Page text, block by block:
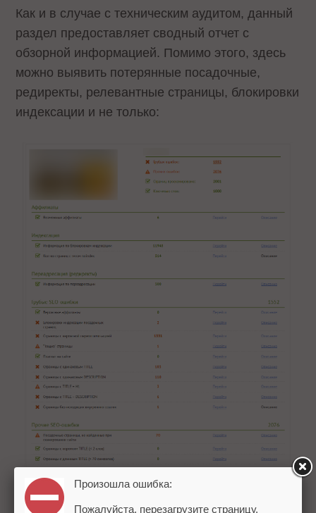
Как и в случае с техническим аудитом, данный
раздел предоставляет сводный отчет с
обзорной информацией. Помимо этого, здесь
можно выявить потерянные посадочные,
редиректы, релевантные страницы, блокировки
индексации и не только:
Произошла ошибка:
Пожалуйста, перезагрузите страницу.